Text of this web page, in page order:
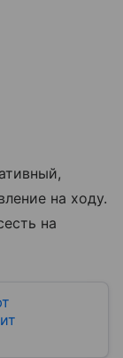
на ходу.
на